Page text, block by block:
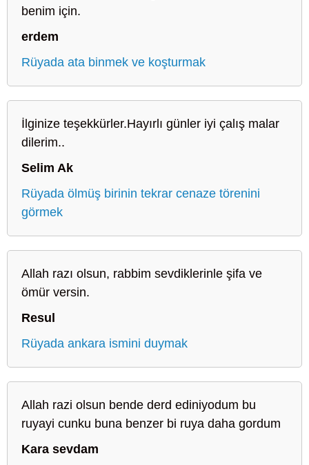
benim için.
erdem
Rüyada ata binmek ve koşturmak
İlginize teşekkürler.Hayırlı günler iyi çalış malar
dilerim..
Selim Ak
Rüyada ölmüş birinin tekrar cenaze törenini
görmek
Allah razı olsun, rabbim sevdiklerinle şifa ve
ömür versin.
Resul
Rüyada ankara ismini duymak
Allah razi olsun bende derd ediniyodum bu
ruyayi cunku buna benzer bi ruya daha gordum
Kara sevdam